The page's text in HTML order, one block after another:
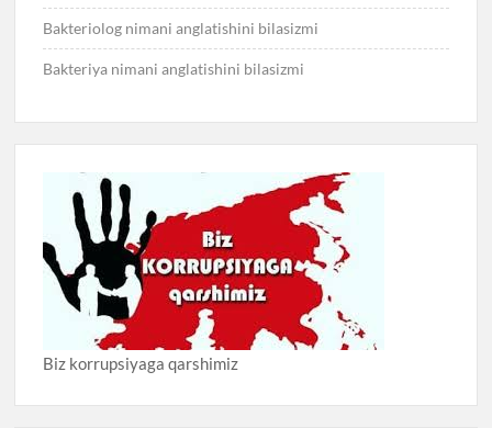
Bakteriolog nimani anglatishini bilasizmi
Bakteriya nimani anglatishini bilasizmi
Biz korrupsiyaga qarshimiz